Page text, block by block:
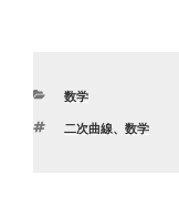
e
b
カ
ゴ
数学
タ
二次曲線、 数学